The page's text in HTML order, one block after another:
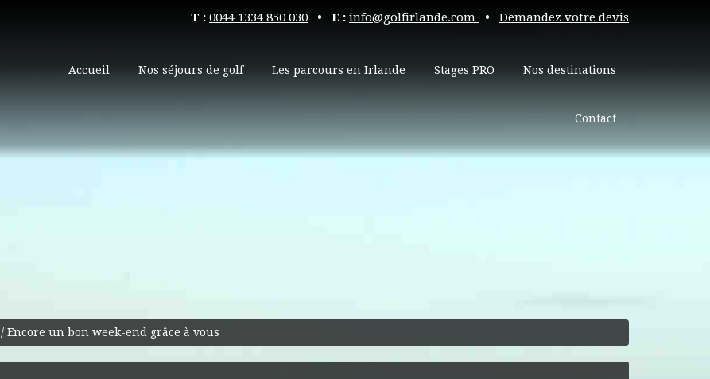
T : 0044 1334 850 030 • E : info@golfirlande.com • Demandez votre devis
Accueil Nos séjours de golf Les parcours en Irlande Stages PRO Nos destinations
Contact
/Encore un bon week-end grâce à vous